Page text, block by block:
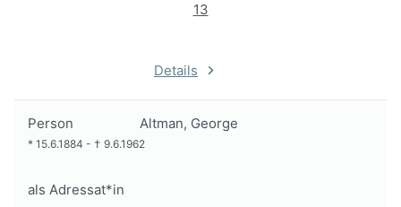
13
Details
Person Altman, George
* 15.6.1884 - † 9.6.1962
als Adressat*in